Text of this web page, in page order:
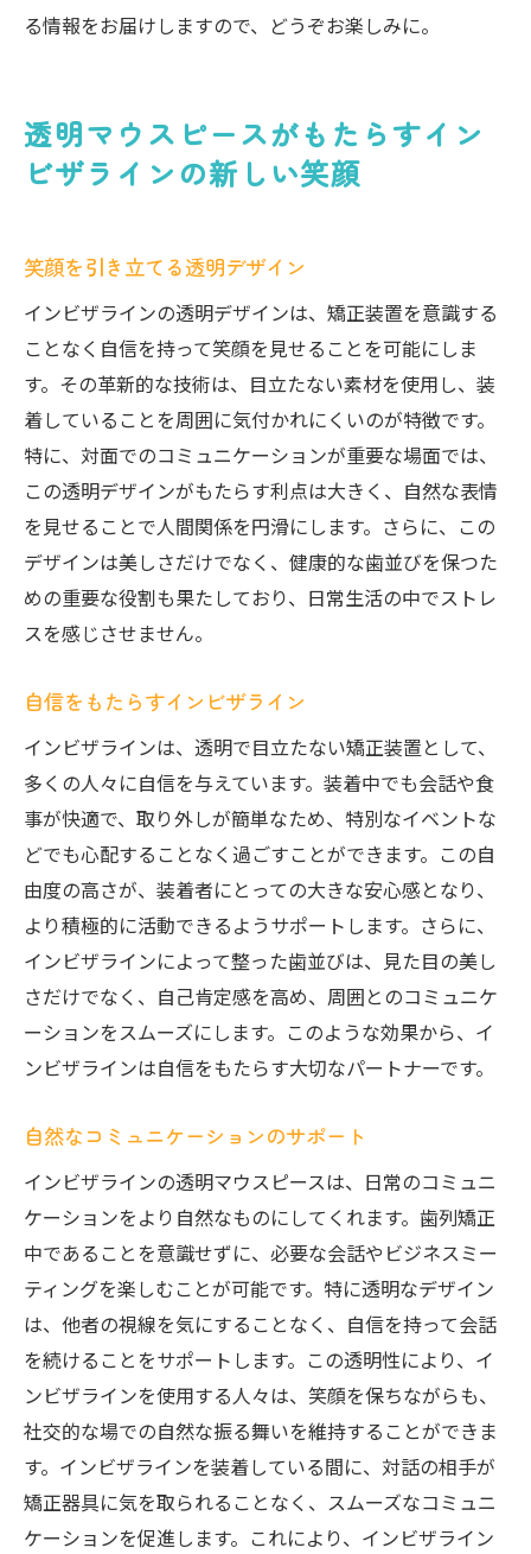
る情報をお届けしますので、どうぞお楽しみに。
透明マウスピースがもたらすイン
ビザラインの新しい笑顔
笑顔を引き立てる透明デザイン
インビザラインの透明デザインは、矯正装置を意識する
ことなく自信を持って笑顔を見せることを可能にしま
す。その革新的な技術は、目立たない素材を使用し、装
着していることを周囲に気付かれにくいのが特徴です。
特に、対面でのコミュニケーションが重要な場面では、
この透明デザインがもたらす利点は大きく、自然な表情
を見せることで人間関係を円滑にします。さらに、この
デザインは美しさだけでなく、健康的な歯並びを保つた
めの重要な役割も果たしており、日常生活の中でストレ
スを感じさせません。
自信をもたらすインビザライン
インビザラインは、透明で目立たない矯正装置として、
多くの人々に自信を与えています。装着中でも会話や食
事が快適で、取り外しが簡単なため、特別なイベントな
どでも心配することなく過ごすことができます。この自
由度の高さが、装着者にとっての大きな安心感となり、
より積極的に活動できるようサポートします。さらに、
インビザラインによって整った歯並びは、見た目の美し
さだけでなく、自己肯定感を高め、周囲とのコミュニケ
ーションをスムーズにします。このような効果から、イ
ンビザラインは自信をもたらす大切なパートナーです。
自然なコミュニケーションのサポート
インビザラインの透明マウスピースは、日常のコミュニ
ケーションをより自然なものにしてくれます。歯列矯正
中であることを意識せずに、必要な会話やビジネスミー
ティングを楽しむことが可能です。特に透明なデザイン
は、他者の視線を気にすることなく、自信を持って会話
を続けることをサポートします。この透明性により、イ
ンビザラインを使用する人々は、笑顔を保ちながらも、
社交的な場での自然な振る舞いを維持することができま
す。インビザラインを装着している間に、対話の相手が
矯正器具に気を取られることなく、スムーズなコミュニ
ケーションを促進します。これにより、インビザライン